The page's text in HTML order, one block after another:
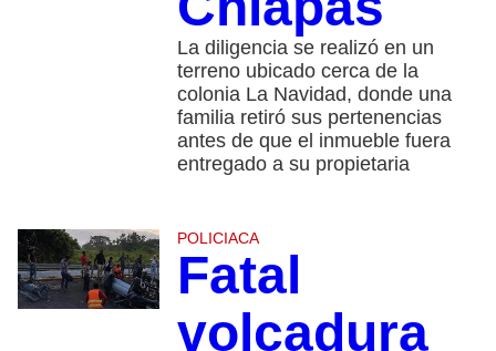
La diligencia se realizó en un
terreno ubicado cerca de la
colonia La Navidad, donde una
familia retiró sus pertenencias
antes de que el inmueble fuera
entregado a su propietaria
POLICIACA
Fatal
volcadura